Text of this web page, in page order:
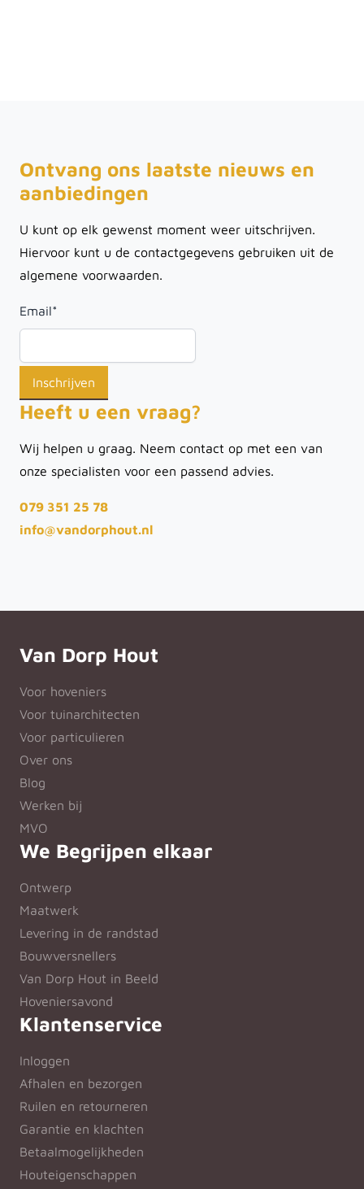
Ontvang ons laatste nieuws en
aanbiedingen
U kunt op elk gewenst moment weer uitschrijven.
Hiervoor kunt u de contactgegevens gebruiken uit de
algemene voorwaarden.
Email*
Heeft u een vraag?
Wij helpen u graag. Neem contact op met een van
onze specialisten voor een passend advies.
079 351 25 78
info@vandorphout.nl
Van Dorp Hout
Voor hoveniers
Voor tuinarchitecten
Voor particulieren
Over ons
Blog
Werken bij
MVO
We Begrijpen elkaar
Ontwerp
Maatwerk
Levering in de randstad
Bouwversnellers
Van Dorp Hout in Beeld
Hoveniersavond
Klantenservice
Inloggen
Afhalen en bezorgen
Ruilen en retourneren
Garantie en klachten
Betaalmogelijkheden
Houteigenschappen